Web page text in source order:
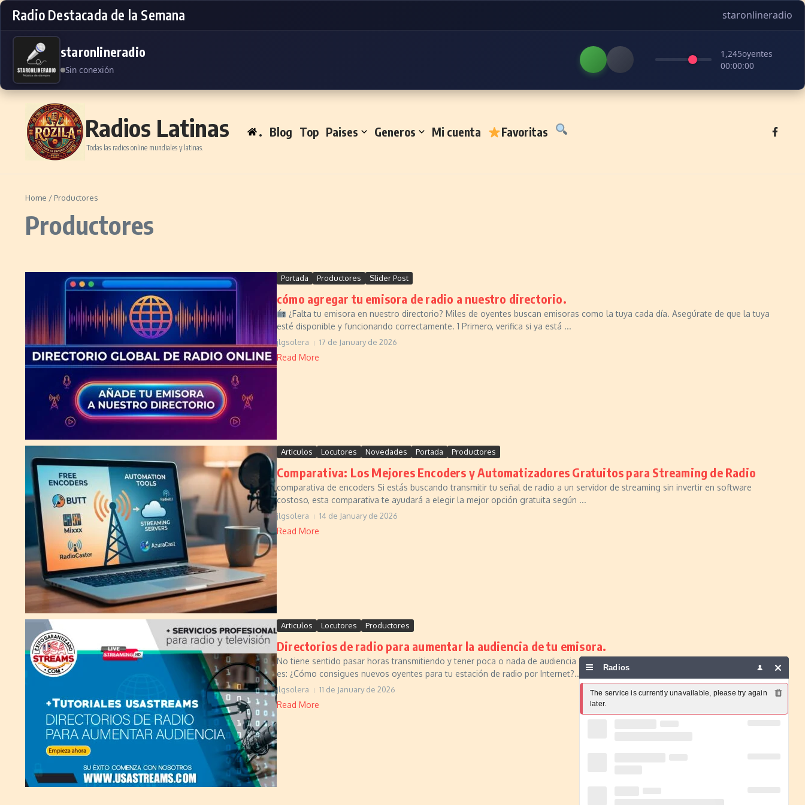
Radio Destacada de la Semana staronlineradio
staronlineradio
Sin conexión
1,245oyentes
00:00:00
Skip to content
Radios Latinas
Todas las radios online mundiales y latinas.
. Blog Top Paises Generos Mi cuenta Favoritas
Home / Productores
Productores
Portada Productores Slider Post
cómo agregar tu emisora de radio a nuestro directorio.
¿Falta tu emisora en nuestro directorio? Miles de oyentes buscan emisoras como la tuya cada día. Asegúrate de que la tuya
esté disponible y funcionando correctamente. 1 Primero, verifica si ya está ...
jlgsolera 17 de January de 2026
Read More
Articulos Locutores Novedades Portada Productores
Comparativa: Los Mejores Encoders y Automatizadores Gratuitos para Streaming de Radio
comparativa de encoders Si estás buscando transmitir tu señal de radio a un servidor de streaming sin invertir en software
costoso, esta comparativa te ayudará a elegir la mejor opción gratuita según ...
jlgsolera 14 de January de 2026
Read More
Articulos Locutores Productores
Directorios de radio para aumentar la audiencia de tu emisora.
No tiene sentido pasar horas transmitiendo y tener poca o nada de audiencia escuchándote, ¿verdad? Entonces, la gran pregunta
es: ¿Cómo consigues nuevos oyentes para tu estación de radio por Internet?...
jlgsolera 11 de January de 2026
Read More
Radios
The service is currently unavailable, please try again
later.